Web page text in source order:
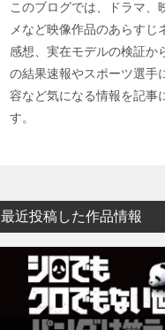
このブログでは、ドラマ、
メなど映像作品のあらすじ
感想、実在モデルの検証か
の結果速報やスポーツ選手
容など気になる情報を記事
す。
最近投稿した作品情報